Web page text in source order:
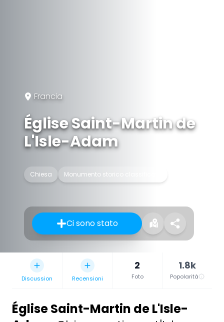
Francia
Église Saint-Martin de
L'Isle-Adam
Chiesa Monumento storico classificato
Ci sono stato
Discussion Recensioni
2
Foto
1.8k
Popolarità
Église Saint-Martin de L'Isle-